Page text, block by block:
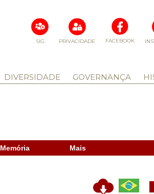
FACEBOOK
PRIVACIDADE
SIG
DIVERSIDADE GOVERNANÇA
Memória Mais